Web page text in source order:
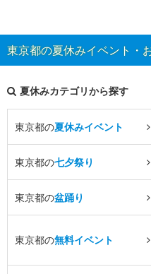
東京都の夏休みイベント・
夏休みカテゴリから探す
東京都の夏休みイベント
東京都の七夕祭り
東京都の盆踊り
東京都の無料イベント